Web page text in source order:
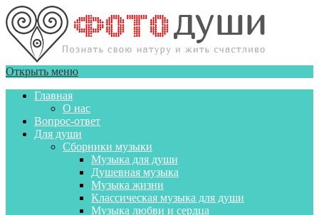
Открыть меню
Главная
О нас
Вопрос-ответ
Для души
Сборники музыки
Музыка для души
Душевная музыка
Музыка жизни
Классическая музыка для души
Музыка любви и сердца